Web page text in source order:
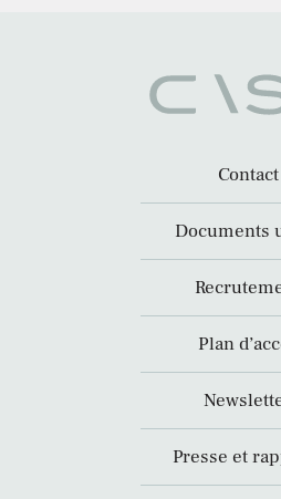
Contact
Documents
Plan
Presse et